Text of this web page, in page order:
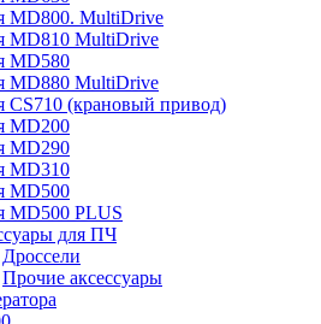
MD800. MultiDrive
MD810 MultiDrive
MD580
MD880 MultiDrive
CS710 (крановый привод)
MD200
MD290
MD310
MD500
MD500 PLUS
для ПЧ
Дроссели
Прочие аксессуары